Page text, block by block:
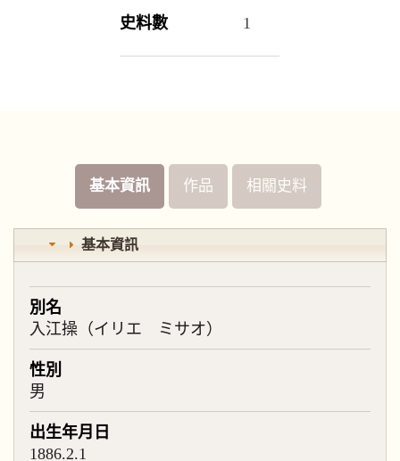
史料數 1
基本資訊
基本資訊
別名
入江操（イリエ ミサオ）
性別
男
出生年月日
1886.2.1
作品 相關史料